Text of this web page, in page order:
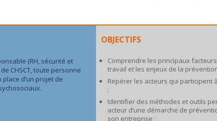
(RH, sécurité et
CHSCT, toute personne
d’un projet de
OBJECTIFS
Comprendre les principaux
travail et les enjeux de la
Repérer les acteurs qui participent
;
Identifier des méthodes et outils
acteur d’une démarche de
son entreprise ;